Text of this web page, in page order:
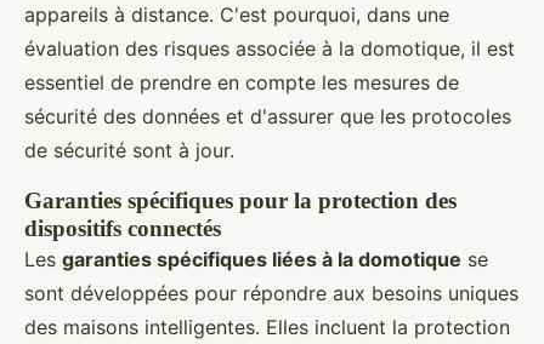
appareils à distance. C'est pourquoi, dans une
évaluation des risques associée à la domotique, il est
essentiel de prendre en compte les mesures de
sécurité des données et d'assurer que les protocoles
de sécurité sont à jour.
Garanties spécifiques pour la protection des
dispositifs connectés
Les garanties spécifiques liées à la domotique se
sont développées pour répondre aux besoins uniques
des maisons intelligentes. Elles incluent la protection